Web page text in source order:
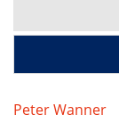
Peter Wanner